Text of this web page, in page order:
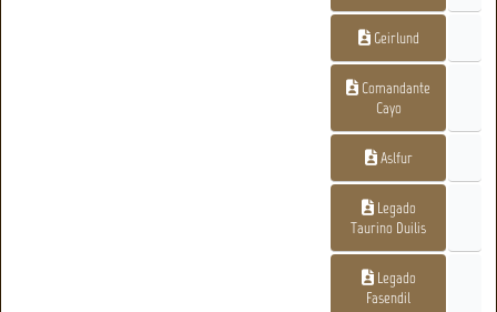
Geirlund
Comandante
Cayo
Aslfur
Legado
Taurino Duilis
Legado
Fasendil